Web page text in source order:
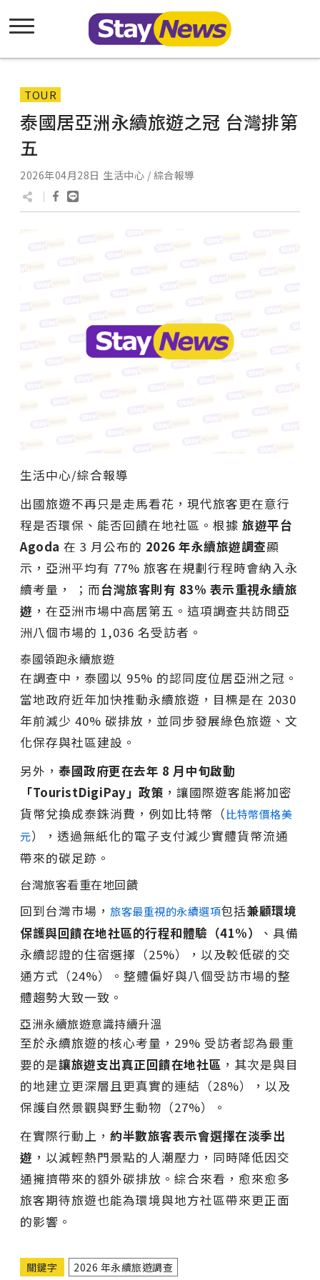
TOUR
泰國居亞洲永續旅遊之冠 台灣排第
五
2026年04月28日 生活中心 / 綜合報導
生活中心/綜合報導
出國旅遊不再只是走馬看花，現代旅客更在意行
程是否環保、能否回饋在地社區。根據 旅遊平台
Agoda 在 3 月公布的 2026 年永續旅遊調查顯
示，亞洲平均有 77% 旅客在規劃行程時會納入永
續考量， ；而台灣旅客則有 83% 表示重視永續旅
遊 ，在亞洲市場中高居第五。這項調查共訪問亞
洲八個市場的 1,036 名受訪者。
泰國領跑永續旅遊
在調查中，泰國以 95% 的認同度位居亞洲之冠。
當地政府近年加快推動永續旅遊，目標是在 2030
年前減少 40% 碳排放，並同步發展綠色旅遊、文
化保存與社區建設。
另外， 泰國政府更在去年 8 月中旬啟動
「TouristDigiPay 」政策 ，讓國際遊客能將加密
貨幣兌換成泰銖消費，例如比特幣（比特幣價格美
元），透過無紙化的電子支付減少實體貨幣流通
帶來的碳足跡。
台灣旅客看重在地回饋
回到台灣市場， 旅客最重視的永續選項包括兼顧環境
保護與回饋在地社區的行程和體驗（41%）
、具備
永續認證的住宿選擇（25%），以及較低碳的交
通方式（24%）。整體偏好與八個受訪市場的整
體趨勢大致一致。
亞洲永續旅遊意識持續升溫
至於永續旅遊的核心考量，29% 受訪者認為最重
要的是讓旅遊支出真正回饋在地社區 ，其次是與目
的地建立更深層且更真實的連結（28%），以及
保護自然景觀與野生動物（27%）。
在實際行動上， 約半數旅客表示會選擇在淡季出
遊 ，以減輕熱門景點的人潮壓力，同時降低因交
通擁擠帶來的額外碳排放。綜合來看，愈來愈多
旅客期待旅遊也能為環境與地方社區帶來更正面
的影響。
關鍵字 2026 年永續旅遊調查